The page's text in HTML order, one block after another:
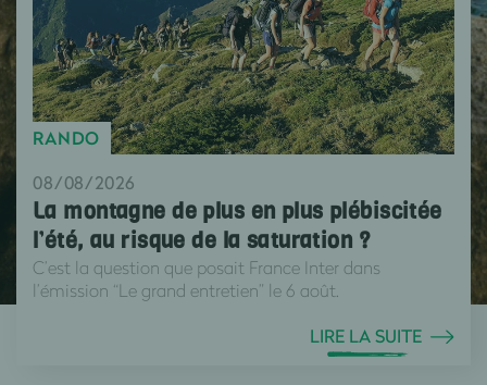
RANDO
08/08/2026
La montagne de plus en plus plébiscitée
l’été, au risque de la saturation ?
C’est la question que posait France Inter dans
l’émission “Le grand entretien” le 6 août.
LIRE LA SUITE